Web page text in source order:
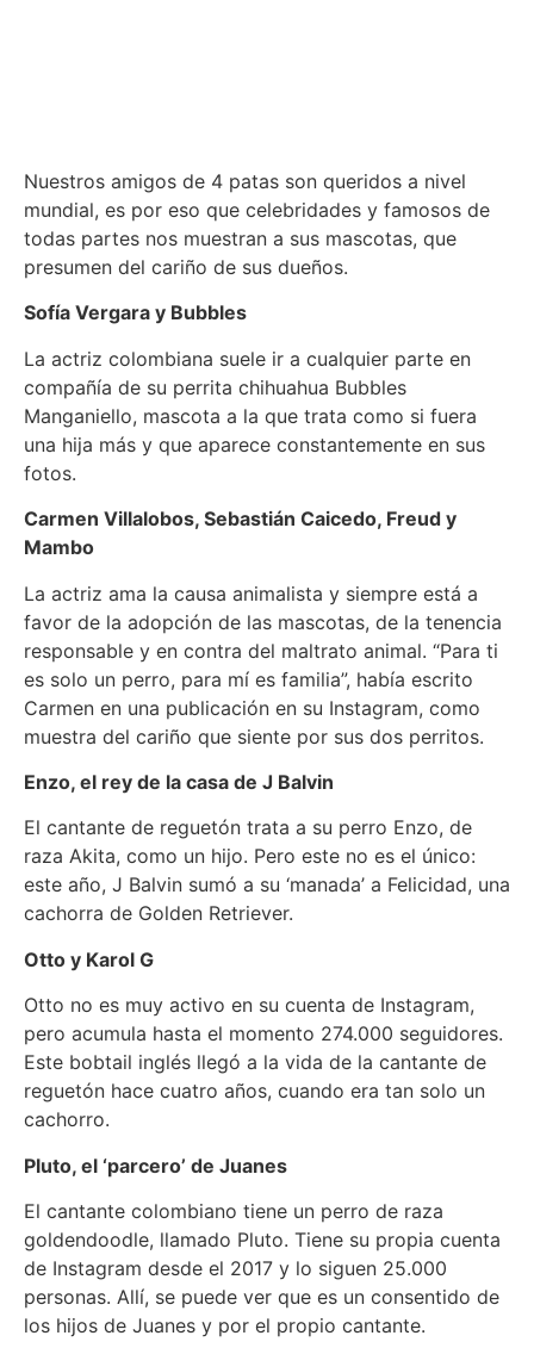
Nuestros amigos de 4 patas son queridos a nivel
mundial, es por eso que celebridades y famosos de
todas partes nos muestran a sus mascotas, que
presumen del cariño de sus dueños.
Sofía Vergara y Bubbles
La actriz colombiana suele ir a cualquier parte en
compañía de su perrita chihuahua Bubbles
Manganiello, mascota a la que trata como si fuera
una hija más y que aparece constantemente en sus
fotos.
Carmen Villalobos, Sebastián Caicedo, Freud y
Mambo
La actriz ama la causa animalista y siempre está a
favor de la adopción de las mascotas, de la tenencia
responsable y en contra del maltrato animal. “Para ti
es solo un perro, para mí es familia”, había escrito
Carmen en una publicación en su Instagram, como
muestra del cariño que siente por sus dos perritos.
Enzo, el rey de la casa de J Balvin
El cantante de reguetón trata a su perro Enzo, de
raza Akita, como un hijo. Pero este no es el único:
este año, J Balvin sumó a su ‘manada’ a Felicidad, una
cachorra de Golden Retriever.
Otto y Karol G
Otto no es muy activo en su cuenta de Instagram,
pero acumula hasta el momento 274.000 seguidores.
Este bobtail inglés llegó a la vida de la cantante de
reguetón hace cuatro años, cuando era tan solo un
cachorro.
Pluto, el ‘parcero’ de Juanes
El cantante colombiano tiene un perro de raza
goldendoodle, llamado Pluto. Tiene su propia cuenta
de Instagram desde el 2017 y lo siguen 25.000
personas. Allí, se puede ver que es un consentido de
los hijos de Juanes y por el propio cantante.